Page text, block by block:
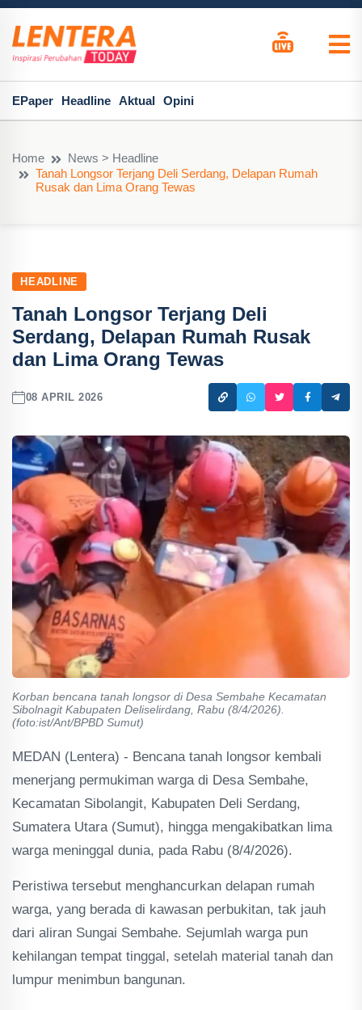
EPaper Headline Aktual Opini
Home
News > Headline
Tanah Longsor Terjang Deli Serdang, Delapan Rumah
Rusak dan Lima Orang Tewas
HEADLINE
Tanah Longsor Terjang Deli
Serdang, Delapan Rumah Rusak
dan Lima Orang Tewas
08 APRIL 2026
Korban bencana tanah longsor di Desa Sembahe Kecamatan
Sibolnagit Kabupaten Deliselirdang, Rabu (8/4/2026).
(foto:ist/Ant/BPBD Sumut)
MEDAN (Lentera) - Bencana tanah longsor kembali
menerjang permukiman warga di Desa Sembahe,
Kecamatan Sibolangit, Kabupaten Deli Serdang,
Sumatera Utara (Sumut), hingga mengakibatkan lima
warga meninggal dunia, pada Rabu (8/4/2026).
Peristiwa tersebut menghancurkan delapan rumah
warga, yang berada di kawasan perbukitan, tak jauh
dari aliran Sungai Sembahe. Sejumlah warga pun
kehilangan tempat tinggal, setelah material tanah dan
lumpur menimbun bangunan.